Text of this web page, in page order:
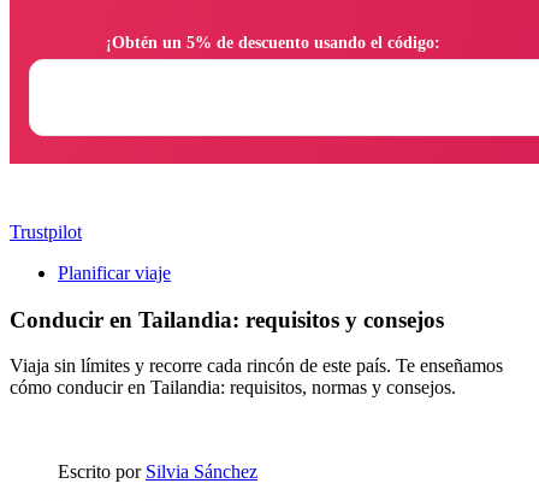
Trustpilot
Planificar viaje
Conducir en Tailandia: requisitos y consejos
Viaja sin límites y recorre cada rincón de este país. Te enseñamos
cómo conducir en Tailandia: requisitos, normas y consejos.
Escrito por Silvia Sánchez